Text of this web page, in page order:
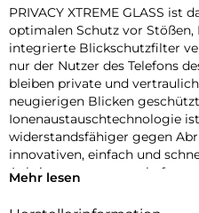
PRIVACY XTREME GLASS ist
optimalen Schutz vor Stößen,
integrierte Blickschutzfilter
nur der Nutzer des Telefons
bleiben private und
neugierigen Blicken
Ionenaustauschtechnologie
widerstandsfähiger gegen
innovativen, einfach und
Anbringungssystems haftet
Mehr lesen